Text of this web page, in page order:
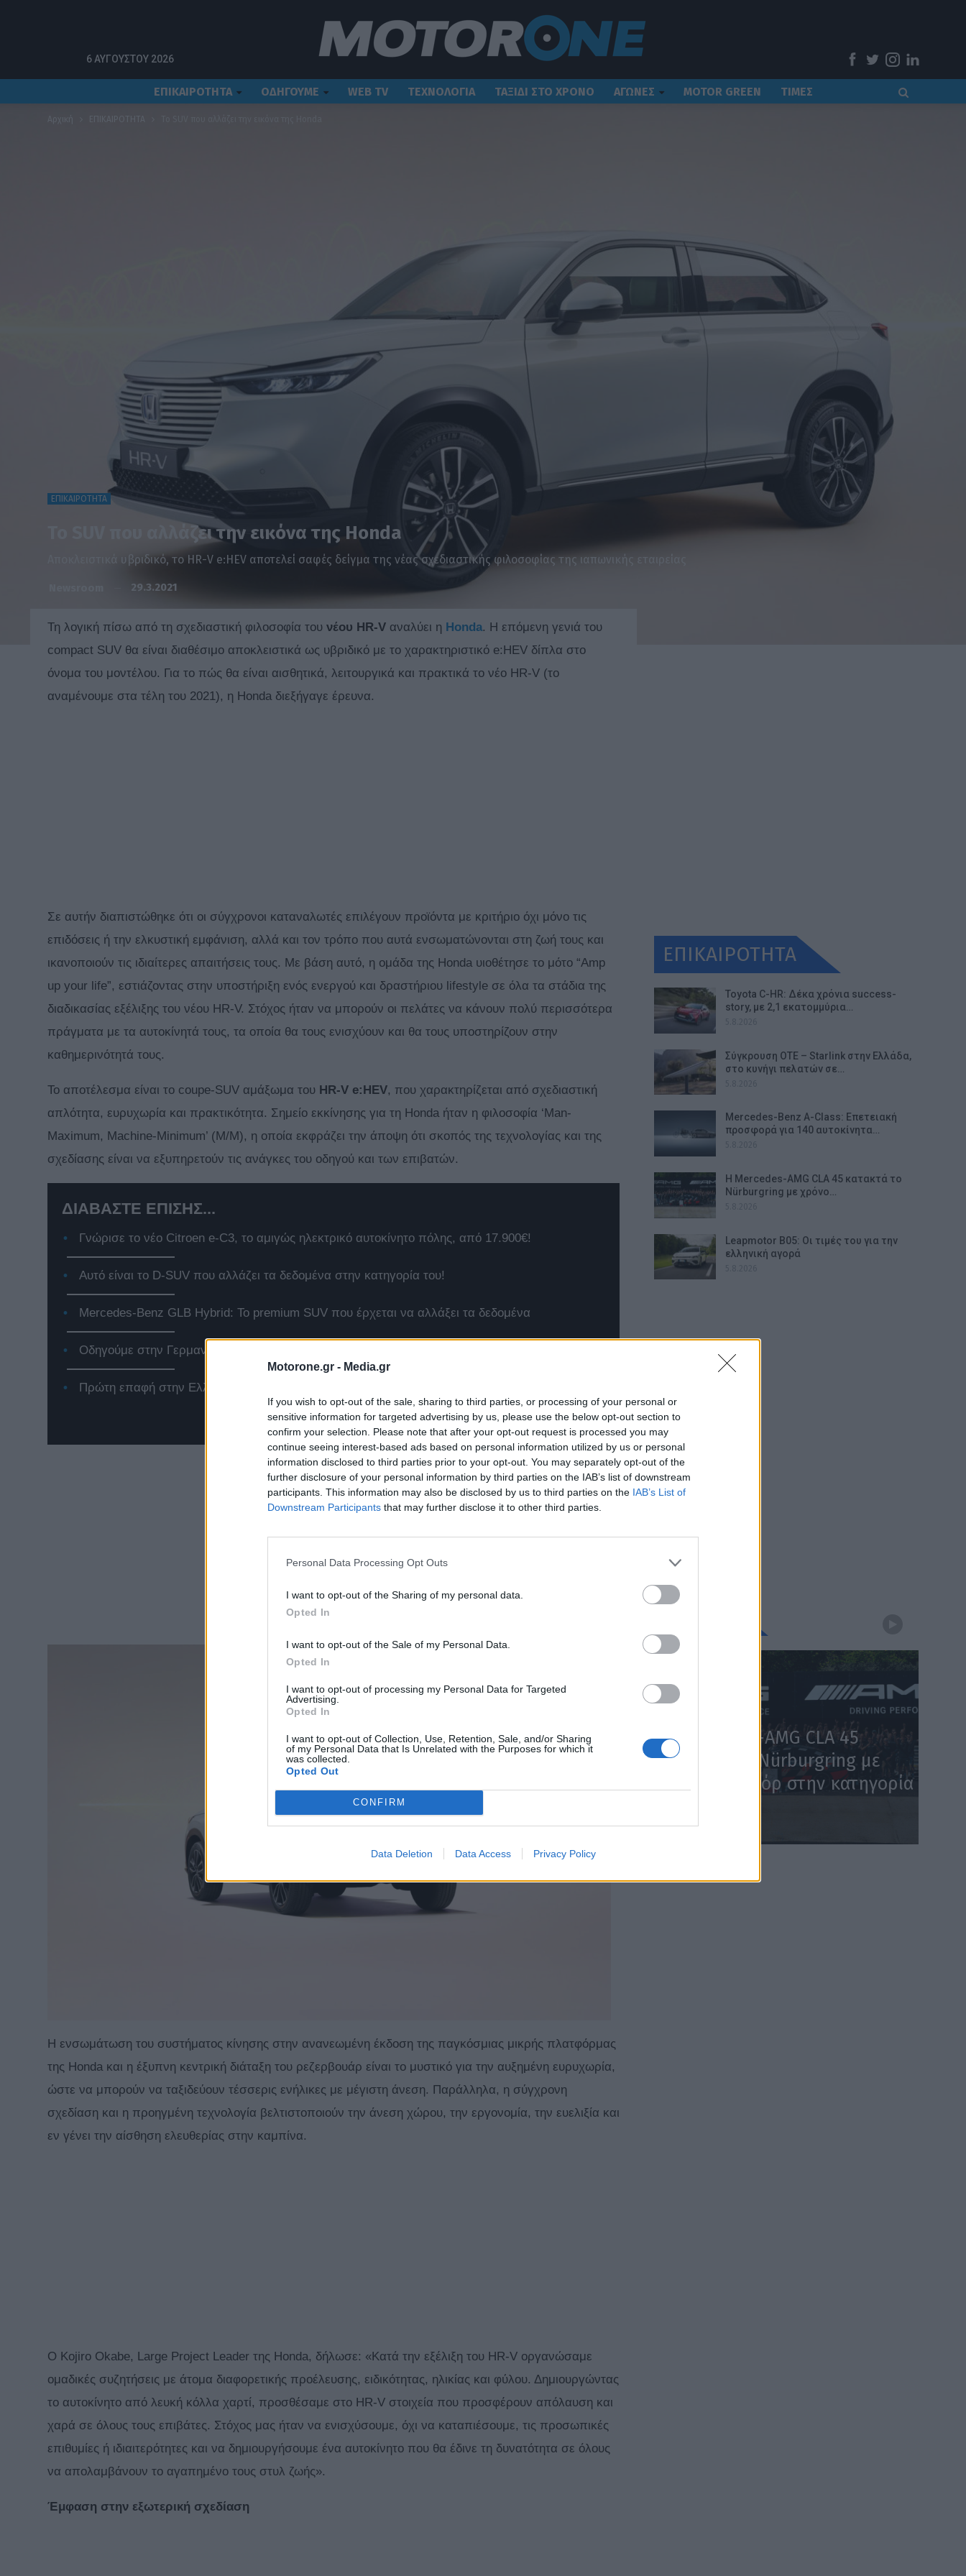
Motorone.gr - Media.gr
If you wish to opt-out of the sale, sharing to third parties, or processing of your personal or
sensitive information for targeted advertising by us, please use the below opt-out section to
confirm your selection. Please note that after your opt-out request is processed you may
continue seeing interest-based ads based on personal information utilized by us or personal
information disclosed to third parties prior to your opt-out. You may separately opt-out of the
further disclosure of your personal information by third parties on the IAB’s list of downstream
participants. This information may also be disclosed by us to third parties on the IAB’s List of
Downstream Participants that may further disclose it to other third parties.
Personal Data Processing Opt Outs
I want to opt-out of the Sharing of my personal data.
Opted In
I want to opt-out of the Sale of my Personal Data.
Opted In
I want to opt-out of processing my Personal Data for Targeted
Advertising.
Opted In
I want to opt-out of Collection, Use, Retention, Sale, and/or Sharing
of my Personal Data that Is Unrelated with the Purposes for which it
was collected.
Opted Out
CONFIRM
Data Deletion Data Access Privacy Policy
6 ΑΥΓΟΎΣΤΟΥ 2026
ΕΠΙΚΑΙΡΟΤΗΤΑ ΟΔΗΓΟΥΜΕ WEB TV ΤΕΧΝΟΛΟΓΙΑ ΤΑΞΙΔΙ ΣΤΟ ΧΡΟΝΟ ΑΓΩΝΕΣ MOTOR GREEN ΤΙΜΕΣ
ΕΠΙΚΑΙΡΟΤΗΤΑ
To SUV που αλλάζει την εικόνα της Honda
Αποκλειστικά υβριδικό, το HR-V e:HEV αποτελεί σαφές δείγμα της νέας σχεδιαστικής φιλοσοφίας της ιαπωνικής εταιρείας
29.3.2021
Τη λογική πίσω από τη σχεδιαστική φιλοσοφία του νέου HR-V αναλύει η Honda. Η επόμενη γενιά του
compact SUV θα είναι διαθέσιμο αποκλειστικά ως υβριδικό με το χαρακτηριστικό e:HEV δίπλα στο
όνομα του μοντέλου. Για το πώς θα είναι αισθητικά, λειτουργικά και πρακτικά το νέο HR-V (το
αναμένουμε στα τέλη του 2021), η Honda διεξήγαγε έρευνα.
Σε αυτήν διαπιστώθηκε ότι οι σύγχρονοι καταναλωτές επιλέγουν προϊόντα με κριτήριο όχι μόνο τις
επιδόσεις ή την ελκυστική εμφάνιση, αλλά και τον τρόπο που αυτά ενσωματώνονται στη ζωή τους και
ικανοποιούν τις ιδιαίτερες απαιτήσεις τους. Με βάση αυτό, η ομάδα της Honda υιοθέτησε το μότο “Amp
up your life”, εστιάζοντας στην υποστήριξη ενός ενεργού και δραστήριου lifestyle σε όλα τα στάδια της
διαδικασίας εξέλιξης του νέου HR-V. Στόχος ήταν να μπορούν οι πελάτες να κάνουν πολύ περισσότερα
πράγματα με τα αυτοκίνητά τους, τα οποία θα τους ενισχύουν και θα τους υποστηρίζουν στην
καθημερινότητά τους.
Το αποτέλεσμα είναι το coupe-SUV αμάξωμα του HR-V e:HEV, που χαρακτηρίζεται από σχεδιαστική
απλότητα, ευρυχωρία και πρακτικότητα. Σημείο εκκίνησης για τη Honda ήταν η φιλοσοφία ‘Man-
Maximum, Machine-Minimum’ (M/M), η οποία εκφράζει την άποψη ότι σκοπός της τεχνολογίας και της
σχεδίασης είναι να εξυπηρετούν τις ανάγκες του οδηγού και των επιβατών.
ΔΙΑΒΑΣΤΕ ΕΠΙΣΗΣ...
Γνώρισε το νέο Citroen e-C3, το αμιγώς ηλεκτρικό αυτοκίνητο πόλης, από 17.900€!
Αυτό είναι το D-SUV που αλλάζει τα δεδομένα στην κατηγορία του!
Mercedes-Benz GLB Hybrid: Το premium SUV που έρχεται να αλλάξει τα δεδομένα
Οδηγούμε στην Γερμανία το Jeep Compass 4xe
Πρώτη επαφή στην Ελλάδα με το νέο Renault Twingo E-Tech
Η ενσωμάτωση του συστήματος κίνησης στην ανανεωμένη έκδοση της παγκόσμιας μικρής πλατφόρμας
της Honda και η έξυπνη κεντρική διάταξη του ρεζερβουάρ είναι το μυστικό για την αυξημένη ευρυχωρία,
ώστε να μπορούν να ταξιδεύουν τέσσερις ενήλικες με μέγιστη άνεση. Παράλληλα, η σύγχρονη
σχεδίαση και η προηγμένη τεχνολογία βελτιστοποιούν την άνεση χώρου, την εργονομία, την ευελιξία και
εν γένει την αίσθηση ελευθερίας στην καμπίνα.
Ο Kojiro Okabe, Large Project Leader της Honda, δήλωσε: «Κατά την εξέλιξη του HR-V οργανώσαμε
ομαδικές συζητήσεις με άτομα διαφορετικής προέλευσης, ειδικότητας, ηλικίας και φύλου. Δημιουργώντας
το αυτοκίνητο από λευκή κόλλα χαρτί, προσθέσαμε στο HR-V στοιχεία που προσφέρουν απόλαυση και
χαρά σε όλους τους επιβάτες. Στόχος μας ήταν να ενισχύσουμε, όχι να καταπιέσουμε, τις προσωπικές
επιθυμίες ή ιδιαιτερότητες και να δημιουργήσουμε ένα αυτοκίνητο που θα έδινε τη δυνατότητα σε όλους
να απολαμβάνουν το αγαπημένο τους στυλ ζωής».
Έμφαση στην εξωτερική σχεδίαση
ΕΠΙΚΑΙΡΟΤΗΤΑ
Toyota C-HR: Δέκα χρόνια success-
story, με 2,1 εκατομμύρια…
Σύγκρουση ΟΤΕ – Starlink στην Ελλάδα,
στο κυνήγι πελατών σε…
Mercedes-Benz A-Class: Επετειακή
προσφορά για 140 αυτοκίνητα…
Η Mercedes-AMG CLA 45 κατακτά το
Nürburgring με χρόνο…
Leapmotor B05: Οι τιμές του για την
ελληνική αγορά
Η Mercedes-AMG CLA 45
κατακτά το Nürburgring με
χρόνο – ρεκόρ στην κατηγορία
WEB TV